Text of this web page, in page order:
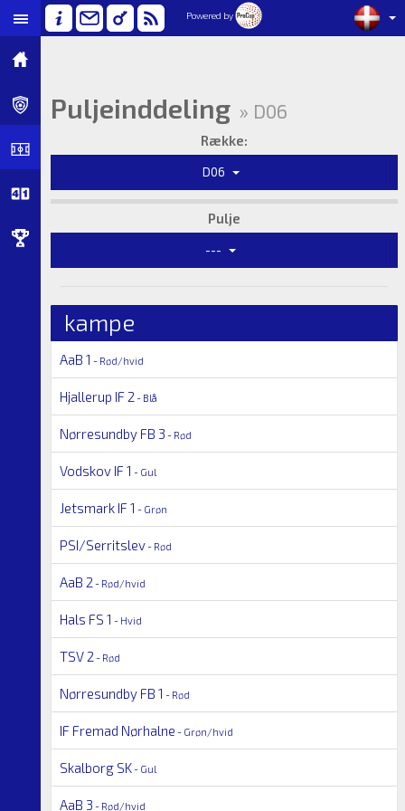
Powered by
Puljeinddeling » D06
Række:
D06
Pulje
---
kampe
AaB 1 - Rød/hvid
Hjallerup IF 2 - Blå
Nørresundby FB 3 - Rød
Vodskov IF 1 - Gul
Jetsmark IF 1 - Grøn
PSI/Serritslev- Rød
AaB 2 - Rød/hvid
Hals FS 1 - Hvid
TSV 2 - Rød
Nørresundby FB 1 - Rød
IF Fremad Nørhalne - Grøn/hvid
Skalborg SK- Gul
AaB 3 - Rød/hvid